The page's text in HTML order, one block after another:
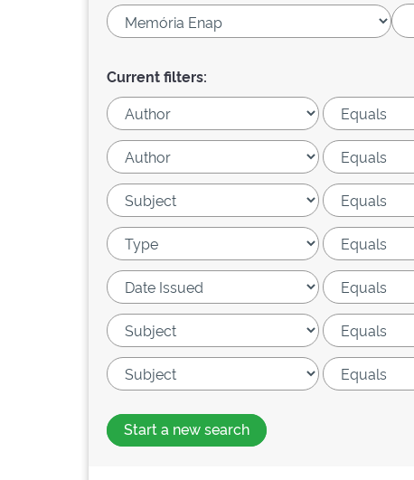
Current filters:
Start a new search